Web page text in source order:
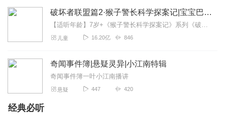
破坏者联盟篇2·猴子警长科学探案记|宝宝巴士故事
【适听年龄】7岁+《猴子警长科学探案记》系列《破坏者联盟篇1·猴子警长科学探案记》>>>《破坏者联盟篇2·猴子警长科学探案记》>>>《破坏者联盟篇3·猴子警长科...
儿童 16.20亿 846
奇闻事件簿|悬疑灵异|小江南特辑
奇闻事件簿一叶小江南播讲
悬疑 447 420
经典必听